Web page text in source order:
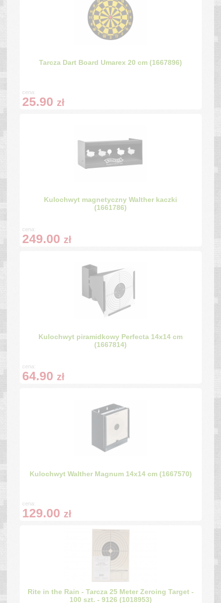
Tarcza Dart Board Umarex 20 cm (1667896)
cena:
25.90 zł
Kulochwyt magnetyczny Walther kaczki
(1661786)
cena:
249.00 zł
Kulochwyt piramidkowy Perfecta 14x14 cm
(1667814)
cena:
64.90 zł
Kulochwyt Walther Magnum 14x14 cm (1667570)
cena:
129.00 zł
Rite in the Rain - Tarcza 25 Meter Zeroing Target -
100 szt. - 9126 (1018953)